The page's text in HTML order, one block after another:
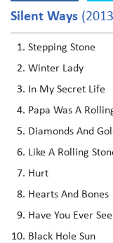
Silent Ways
Stepping Stone
Winter Lady
In My Secret Life
Papa Was A
Diamonds And
Like A Rolling
Hurt
Hearts And Bones
Have You Ever
Black Hole Sun